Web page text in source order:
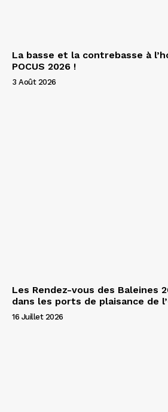
La basse et la contrebasse à
POCUS 2026 !
3 Août 2026
Les Rendez-vous des Baleines
dans les ports de plaisance de
16 Juillet 2026